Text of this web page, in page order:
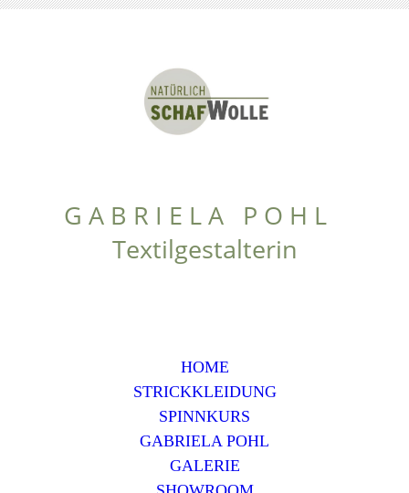
G A B R I E L A P O H L
Textilgestalterin
HOME
STRICKKLEIDUNG
SPINNKURS
GABRIELA POHL
GALERIE